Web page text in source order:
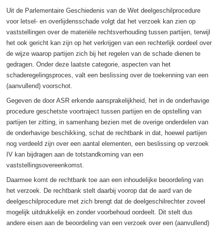
Uit de Parlementaire Geschiedenis van de Wet deelgeschilprocedure
voor letsel- en overlijdensschade volgt dat het verzoek kan zien op
vaststellingen over de materiële rechtsverhouding tussen partijen, terwijl
het ook gericht kan zijn op het verkrijgen van een rechterlijk oordeel over
de wijze waarop partijen zich bij het regelen van de schade dienen te
gedragen. Onder deze laatste categorie, aspecten van het
schaderegelingsproces, valt een beslissing over de toekenning van een
(aanvullend) voorschot.
Gegeven de door ASR erkende aansprakelijkheid, het in de onderhavige
procedure geschetste voortraject tussen partijen en de opstelling van
partijen ter zitting, in samenhang bezien met de overige onderdelen van
de onderhavige beschikking, schat de rechtbank in dat, hoewel partijen
nog verdeeld zijn over een aantal elementen, een beslissing op verzoek
IV kan bijdragen aan de totstandkoming van een
vaststellingsovereenkomst.
Daarmee komt de rechtbank toe aan een inhoudelijke beoordeling van
het verzoek. De rechtbank stelt daarbij voorop dat de aard van de
deelgeschilprocedure met zich brengt dat de deelgeschilrechter zoveel
mogelijk uitdrukkelijk en zonder voorbehoud oordeelt. Dit stelt dus
andere eisen aan de beoordeling van een verzoek over een (aanvullend)